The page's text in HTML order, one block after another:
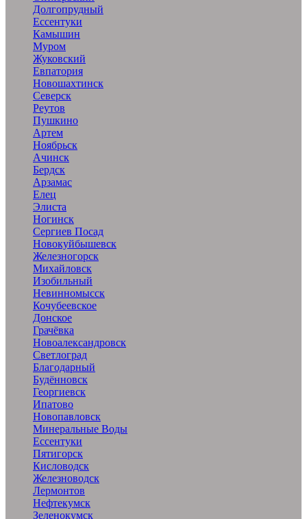
Долгопрудный
Ессентуки
Камышин
Муром
Жуковский
Евпатория
Новошахтинск
Северск
Реутов
Пушкино
Артем
Ноябрьск
Ачинск
Бердск
Арзамас
Елец
Элиста
Ногинск
Сергиев Посад
Новокуйбышевск
Железногорск
Михайловск
Изобильный
Невинномысск
Кочубеевское
Донское
Грачёвка
Новоалександровск
Светлоград
Благодарный
Будённовск
Георгиевск
Ипатово
Новопавловск
Минеральные Воды
Ессентуки
Пятигорск
Кисловодск
Железноводск
Лермонтов
Нефтекумск
Зеленокумск